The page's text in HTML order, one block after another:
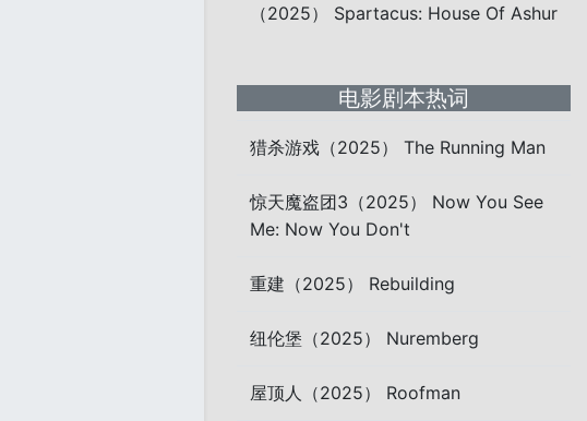
（2025） Spartacus: House Of Ashur
电影剧本热词
猎杀游戏（2025） The Running Man
惊天魔盗团3（2025） Now You See
Me: Now You Don't
重建（2025） Rebuilding
纽伦堡（2025） Nuremberg
屋顶人（2025） Roofman